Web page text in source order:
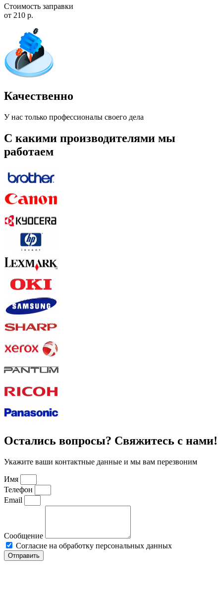
Стоимость заправки
от 210 р.
Качественно
У нас только профессионалы своего дела
С какими производителями мы
работаем
Остались вопросы? Свяжитесь с нами!
Укажите ваши контактные данные и мы вам перезвоним
Имя
Телефон
Email
Сообщение
Согласие на обработку персональных данных
Отправить